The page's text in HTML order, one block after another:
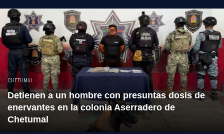
CHETUMAL
Detienen a un hombre con presuntas dosis de
enervantes en la colonia Aserradero de
Chetumal